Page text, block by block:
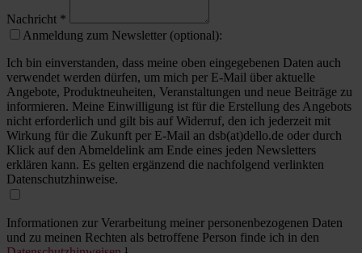
Nachricht *
Anmeldung zum Newsletter (optional):
Ich bin einverstanden, dass meine oben eingegebenen Daten auch
verwendet werden dürfen, um mich per E-Mail über aktuelle
Angebote, Produktneuheiten, Veranstaltungen und neue Beiträge zu
informieren. Meine Einwilligung ist für die Erstellung des Angebots
nicht erforderlich und gilt bis auf Widerruf, den ich jederzeit mit
Wirkung für die Zukunft per E-Mail an dsb(at)dello.de oder durch
Klick auf den Abmeldelink am Ende eines jeden Newsletters
erklären kann. Es gelten ergänzend die nachfolgend verlinkten
Datenschutzhinweise.
Informationen zur Verarbeitung meiner personenbezogenen Daten
und zu meinen Rechten als betroffene Person finde ich in den